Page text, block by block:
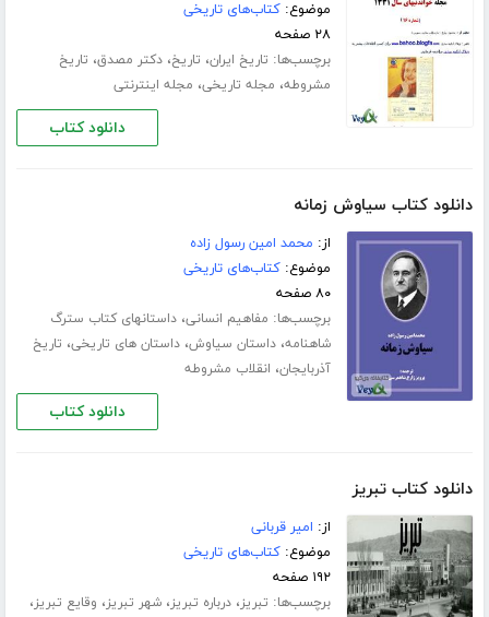
موضوع:کتاب‌های تاریخی
۲۸ صفحه
برچسب‌ها: تاریخ ایران، تاریخ،دکتر مصدق، تاریخ
مشروطه، مجله تاریخی، مجله اینترنتی
دانلود کتاب
دانلود کتاب سیاوش زمانه
از: محمد امین رسول زاده
موضوع:کتاب‌های تاریخی
۸۰ صفحه
برچسب‌ها: مفاهیم انسانی،داستانهای کتاب سترگ
شاهنامه،داستان سیاوش،داستان های تاریخی، تاریخ
آذربایجان، انقلاب مشروطه
دانلود کتاب
دانلود کتاب تبریز
از: امیر قربانی
موضوع:کتاب‌های تاریخی
۱۹۲ صفحه
برچسب‌ها: تبریز،درباره تبریز،شهر تبریز، وقایع تبریز،